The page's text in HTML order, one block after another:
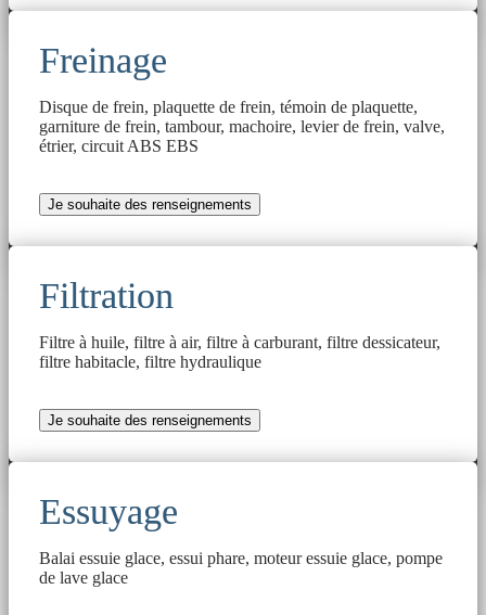
Freinage
Disque de frein, plaquette de frein, témoin de plaquette,
garniture de frein, tambour, machoire, levier de frein, valve,
étrier, circuit ABS EBS
Je souhaite des renseignements
Filtration
Filtre à huile, filtre à air, filtre à carburant, filtre dessicateur,
filtre habitacle, filtre hydraulique
Je souhaite des renseignements
Essuyage
Balai essuie glace, essui phare, moteur essuie glace, pompe
de lave glace